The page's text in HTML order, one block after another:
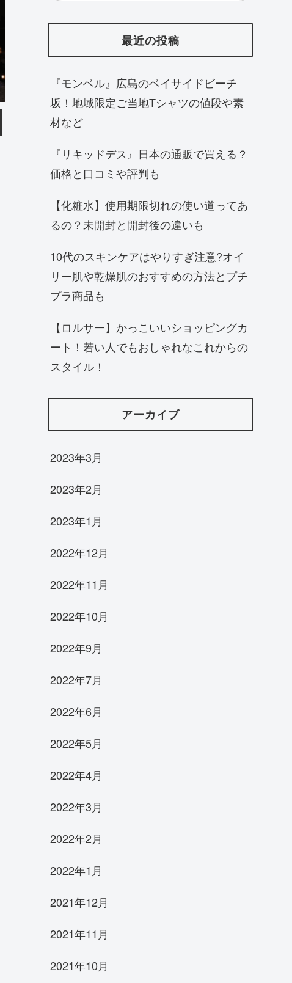
最近の投稿
『モンベル』広島のベイサイドビーチ
坂！地域限定ご当地Tシャツの値段や素
材など
『リキッドデス』日本の通販で買える？
価格と口コミや評判も
【化粧水】使用期限切れの使い道ってあ
るの？未開封と開封後の違いも
10代のスキンケアはやりすぎ注意?オイ
リー肌や乾燥肌のおすすめの方法とプチ
プラ商品も
【ロルサー】かっこいいショッピングカ
ート！若い人でもおしゃれなこれからの
スタイル！
アーカイブ
2023年3月
2023年2月
2023年1月
2022年12月
2022年11月
2022年10月
2022年9月
2022年7月
2022年6月
2022年5月
2022年4月
2022年3月
2022年2月
2022年1月
2021年12月
2021年11月
2021年10月